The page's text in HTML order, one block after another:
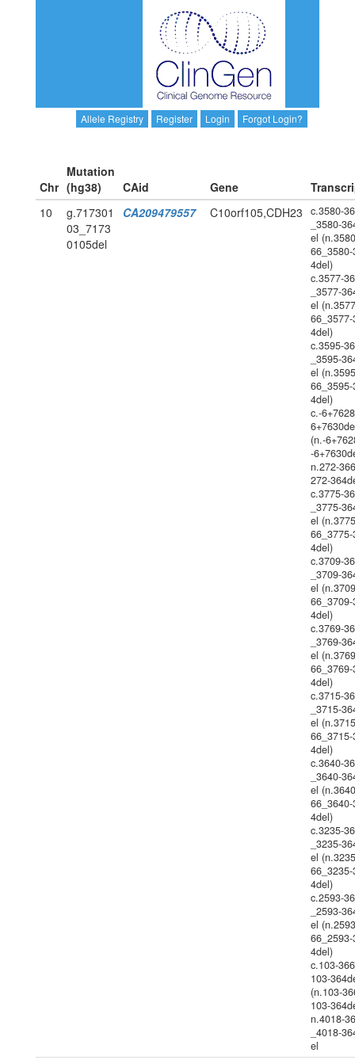
Allele Registry Register Login Forgot Login?
Chr
Mutation
(hg38)
CAid Gene
10
g.717301
03_7173
0105del
CA209479557 C10orf105,CDH23
c.3580-
_3580-
el
66_3580-
4del)
c.3577-
_3577-
el
66_3577-
4del)
c.3595-
_3595-
el
66_3595-
4del)
c.-
(n.-
-
n.272-
272-
c.3775-
_3775-
el
66_3775-
4del)
c.3709-
_3709-
el
66_3709-
4del)
c.3769-
_3769-
el
66_3769-
4del)
c.3715-
_3715-
el
66_3715-
4del)
c.3640-
_3640-
el
66_3640-
4del)
c.3235-
_3235-
el
66_3235-
4del)
c.2593-
_2593-
el
66_2593-
4del)
c.103-
103-
(n.103-
103-
n.4018-
_4018-
el